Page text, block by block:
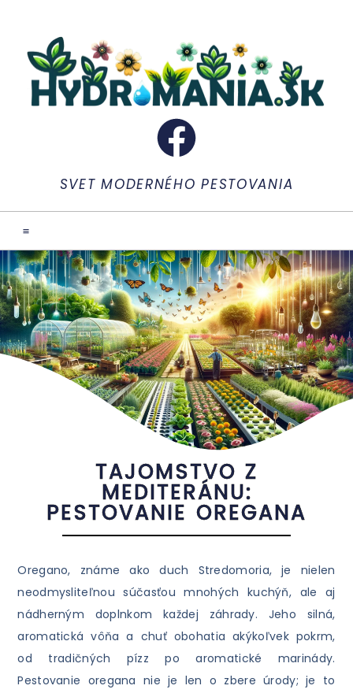
SVET MODERNÉHO PESTOVANIA
TAJOMSTVO Z
MEDITERÁNU:
PESTOVANIE OREGANA
Oregano, známe ako duch Stredomoria, je nielen
neodmysliteľnou súčasťou mnohých kuchýň, ale aj
nádherným doplnkom každej záhrady. Jeho silná,
aromatická vôňa a chuť obohatia akýkoľvek pokrm,
od tradičných pízz po aromatické marinády.
Pestovanie oregana nie je len o zbere úrody; je to